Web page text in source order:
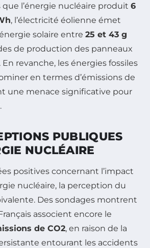
que l’énergie nucléaire produit 6
, l’électricité éolienne émet
solaire entre 25 et 43 g
de production des panneaux
revanche, les énergies fossiles
en termes d’émissions de
une menace significative pour
PUBLIQUES
NUCLÉAIRE
positives concernant l’impact
nucléaire, la perception du
Des sondages montrent
associent encore le
de CO2, en raison de la
entourant les accidents